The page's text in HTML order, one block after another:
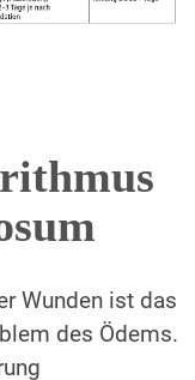
Wunden ist das
des Ödems.